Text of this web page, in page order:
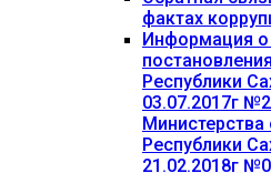
фактах
Информация о
Республики
03.07.2017г
Министерства
Республики
21.02.2018г